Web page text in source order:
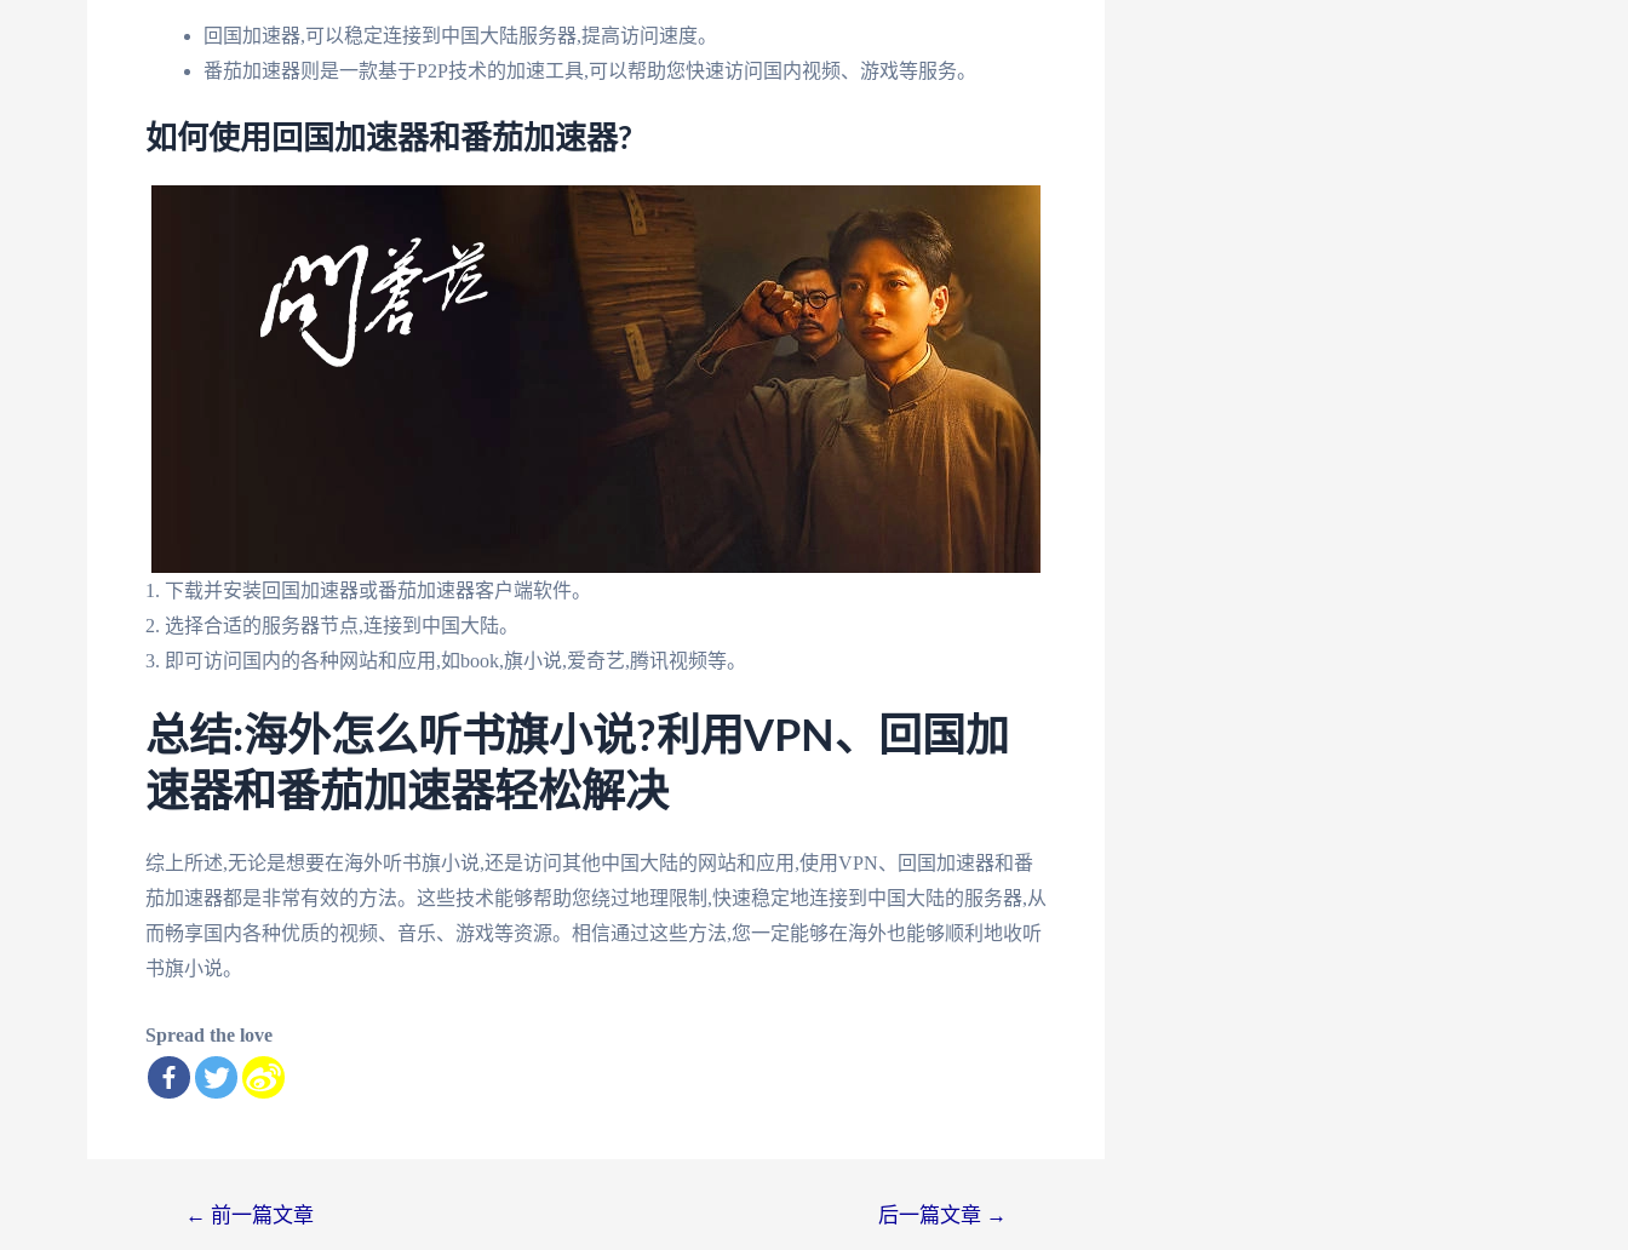
回国加速器,可以稳定连接到中国大陆服务器,提高访问速度。
番茄加速器则是一款基于P2P技术的加速工具,可以帮助您快速访问国内视频、游戏等服务。
如何使用回国加速器和番茄加速器?
1. 下载并安装回国加速器或番茄加速器客户端软件。
2. 选择合适的服务器节点,连接到中国大陆。
3. 即可访问国内的各种网站和应用,如book,旗小说,爱奇艺,腾讯视频等。
总结:海外怎么听书旗小说?利用VPN、回国加
速器和番茄加速器轻松解决
综上所述,无论是想要在海外听书旗小说,还是访问其他中国大陆的网站和应用,使用VPN、回国加速器和番
茄加速器都是非常有效的方法。这些技术能够帮助您绕过地理限制,快速稳定地连接到中国大陆的服务器,从
而畅享国内各种优质的视频、音乐、游戏等资源。相信通过这些方法,您一定能够在海外也能够顺利地收听
书旗小说。
Spread the love
← 前一篇文章 后一篇文章 →